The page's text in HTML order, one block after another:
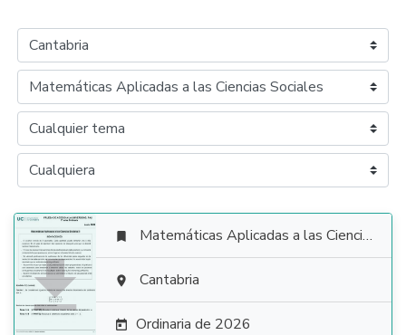

 Matemáticas Aplicadas a las Ciencias Sociales
 Cantabria
 Ordinaria de 2026